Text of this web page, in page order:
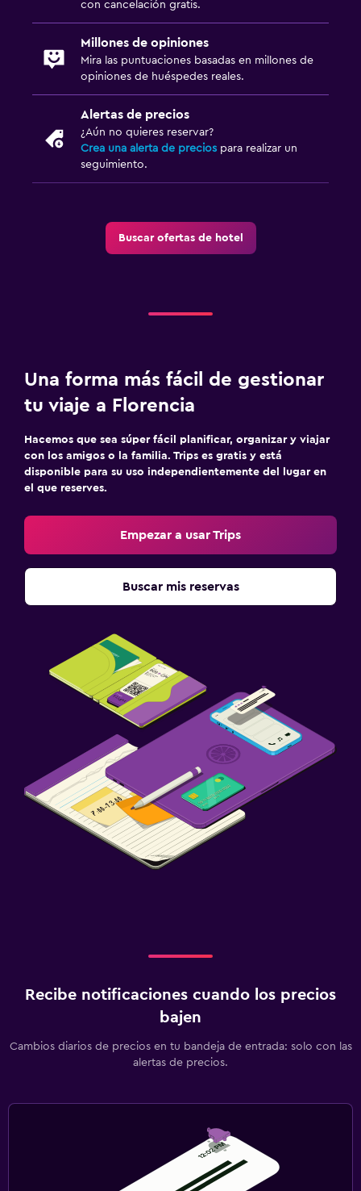
con cancelación gratis.
Millones de opiniones
Mira las puntuaciones basadas en millones de
opiniones de huéspedes reales.
Alertas de precios
¿Aún no quieres reservar?
Crea una alerta de precios para realizar un
seguimiento.
Buscar ofertas de hotel
Una forma más fácil de gestionar
tu viaje a Florencia
Hacemos que sea súper fácil planificar, organizar y viajar
con los amigos o la familia. Trips es gratis y está
disponible para su uso independientemente del lugar en
el que reserves.
Empezar a usar Trips
Buscar mis reservas
Recibe notificaciones cuando los precios
bajen
Cambios diarios de precios en tu bandeja de entrada: solo con las
alertas de precios.